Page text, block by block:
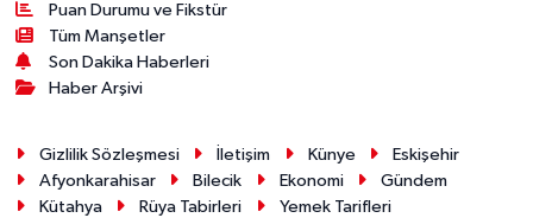
Puan Durumu ve Fikstür
Tüm Manşetler
Son Dakika Haberleri
Haber Arşivi
Gizlilik Sözleşmesi İletişim Künye
Eskişehir
Afyonkarahisar
Bilecik Ekonomi
Gündem
Kütahya
Rüya Tabirleri Yemek Tarifleri